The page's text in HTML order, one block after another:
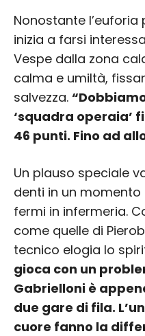
Nonostante
inizia a farsi
Vespe dalla zona
calma e umiltà,
salvezza.
‘squadra operaia’
46 punti. Fino ad
Un plauso speciale
denti in un
fermi in infermeria.
come quelle di
tecnico elogia lo
gioca con un
Gabrielloni è
due gare di fila.
cuore fanno la